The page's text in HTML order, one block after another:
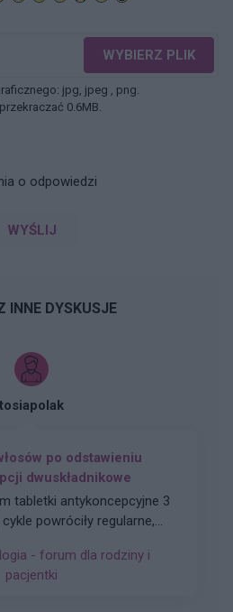
WYBIERZ PLIK
jpg, jpeg , png.
0.6MB.
o odpowiedzi
WYŚLIJ
INNE DYSKUSJE
tosiapolak
po odstawieniu
dwuskładnikowe
tabletki antykoncepcyjne 3
powróciły regularne,
włosów oraz pieczenie
dotyku. Kiedy u Was po
- forum dla rodziny i
pacjentki